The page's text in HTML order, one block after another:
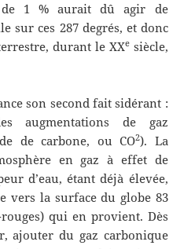
de 1 % aurait dû agir de
sur ces 287 degrés, et donc
durant le XXesiècle,
son second fait sidérant :
augmentations de gaz
de carbone, ou CO2). La
en gaz à effet de
d’eau, étant déjà élevée,
vers la surface du globe 83
qui en provient. Dès
ajouter du gaz carbonique